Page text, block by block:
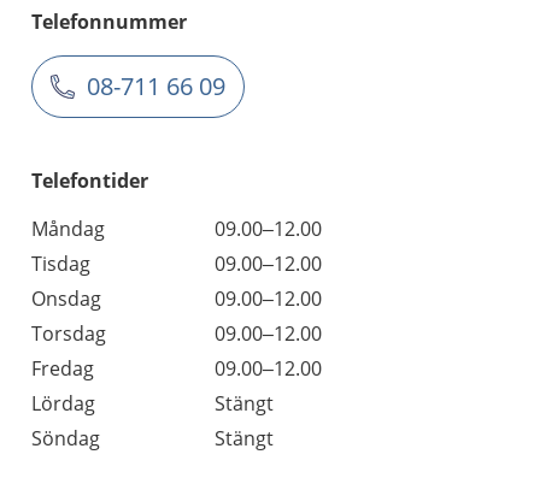
Telefonnummer
08-711 66 09
Telefontider
Måndag
09.00–12.00
Tisdag
09.00–12.00
Onsdag
09.00–12.00
Torsdag
09.00–12.00
Fredag
09.00–12.00
Lördag
Stängt
Söndag
Stängt